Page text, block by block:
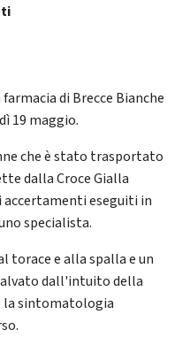
di Brecce Bianche
19 maggio.
che è stato trasportato
dalla Croce Gialla
eseguiti in
specialista.
torace e alla spalla e un
dall'intuito della
la sintomatologia